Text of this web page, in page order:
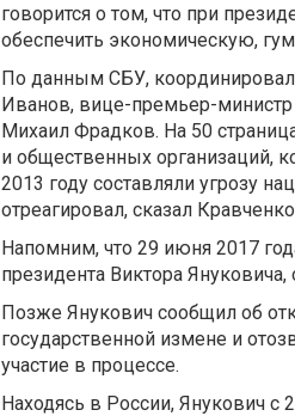
говорится о том, что при
обеспечить экономическую,
По данным СБУ,
Иванов, вице-премьер-
Михаил Фрадков. На 50
и общественных организаций,
2013 году составляли угрозу
отреагировал, сказал
Напомним, что 29 июня 2017
президента Виктора
Позже Янукович сообщил об
государственной измене и
участие в процессе.
Находясь в России, Янукович с